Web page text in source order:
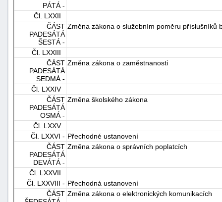
PÁTÁ -
Čl. LXXII
ČÁST
PADESÁTÁ
ŠESTÁ -
Změna zákona o služebním poměru příslušníků
Čl. LXXIII
ČÁST
PADESÁTÁ
SEDMÁ -
Změna zákona o zaměstnanosti
Čl. LXXIV
ČÁST
PADESÁTÁ
OSMÁ -
Změna školského zákona
Čl. LXXV
Čl. LXXVI - Přechodné ustanovení
ČÁST
PADESÁTÁ
DEVÁTÁ -
Změna zákona o správních poplatcích
Čl. LXXVII
Čl. LXXVIII - Přechodná ustanovení
ČÁST Změna zákona o elektronických komunikacích